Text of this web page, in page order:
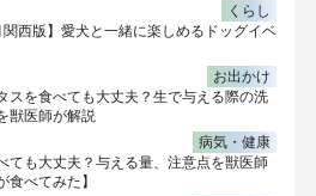
くらし
関西版】愛犬と一緒に楽しめるドッグイベ
お出かけ
スを食べても大丈夫？生で与える際の洗
獣医師が解説
病気・健康
ても大丈夫？与える量、注意点を獣医師
食べてみた】